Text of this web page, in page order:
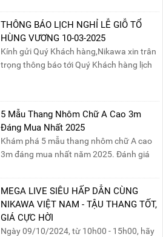
sản, giảm thiểu nguy cơ cháy nổ phòng thí
nghiệm.
THÔNG BÁO LỊCH NGHỈ LỄ GIỖ TỔ
HÙNG VƯƠNG 10-03-2025
Kính gửi Quý Khách hàng,Nikawa xin trân
trọng thông báo tới Quý Khách hàng lịch
07/04/2025, nhằm ngày Giỗ Tổ Hùng
Vương – dịp để tưởng nhớ công ơn dựng
nước của các Vua Hùng....
5 Mẫu Thang Nhôm Chữ A Cao 3m
Đáng Mua Nhất 2025
Khám phá 5 mẫu thang nhôm chữ A cao
3m đáng mua nhất năm 2025. Đánh giá
sản phẩm phù hợp!
MEGA LIVE SIÊU HẤP DẪN CÙNG
NIKAWA VIỆT NAM - TẬU THANG TỐT,
GIÁ CỰC HỜI
Ngày 09/10/2024, từ 10h00 - 15h00, hãy